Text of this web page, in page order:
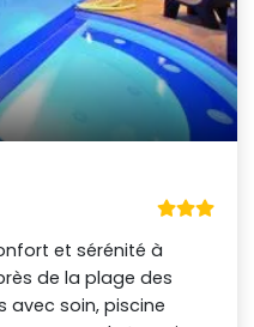
et sérénité à
de la plage des
avec soin, piscine